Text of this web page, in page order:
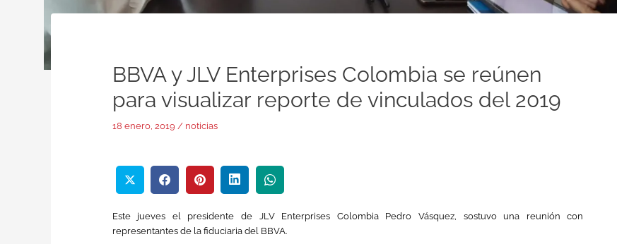
BBVA y JLV Enterprises Colombia se reúnen
para visualizar reporte de vinculados del 2019
18 enero, 2019 / noticias
Este jueves el presidente de JLV Enterprises Colombia Pedro Vásquez, sostuvo una reunión con
representantes de la fiduciaria del BBVA.